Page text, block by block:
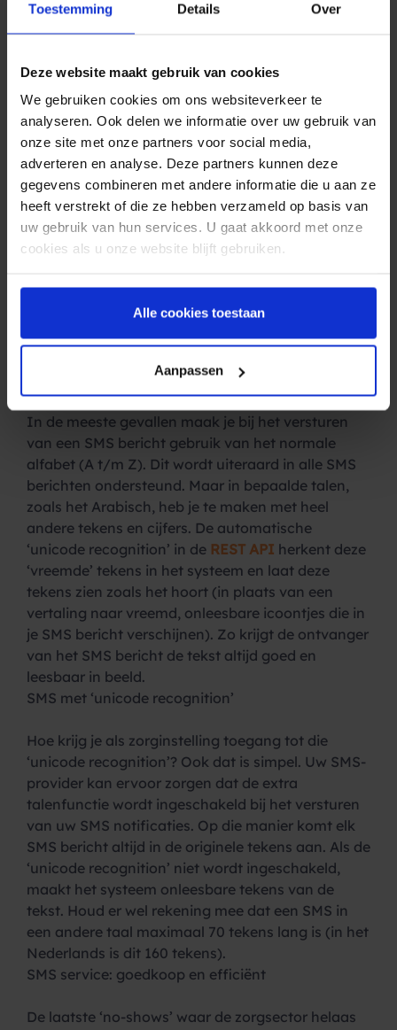
Toestemming Details Over
Deze website maakt gebruik van cookies
We gebruiken cookies om ons websiteverkeer te
analyseren. Ook delen we informatie over uw gebruik van
onze site met onze partners voor social media,
adverteren en analyse. Deze partners kunnen deze
gegevens combineren met andere informatie die u aan ze
heeft verstrekt of die ze hebben verzameld op basis van
uw gebruik van hun services. U gaat akkoord met onze
cookies als u onze website blijft gebruiken.
Alle cookies toestaan
Aanpassen
– Grotere waardering
Deze ‘persoonlijke’ benadering geeft de patiënt
waardering voor de zorginstelling waar de
afspraak plaatsvindt.
“De technologie is niet het probleem, maar de taal
soms wel. Met SMS kun je die barrière makkelijk
wegnemen.”
– Alexander Wanders, CTO Spryng –
Hoe werkt dat eigenlijk, automatische SMS
berichten versturen in een andere taal? Dat is een
, maar voor de gebruikers van SMS
service, in dit geval zorginstellingen, is het simpel.
In de meeste gevallen maak je bij het versturen
van een SMS bericht gebruik van het normale
alfabet (A t/m Z). Dit wordt uiteraard in alle SMS
berichten ondersteund. Maar in bepaalde talen,
zoals het Arabisch, heb je te maken met heel
andere tekens en cijfers. De automatische
‘unicode recognition’ in de REST API herkent deze
‘vreemde’ tekens in het systeem en laat deze
tekens zien zoals het hoort (in plaats van een
vertaling naar vreemd, onleesbare icoontjes die in
je SMS bericht verschijnen). Zo krijgt de ontvanger
van het SMS bericht de tekst altijd goed en
leesbaar in beeld.
SMS met ‘unicode recognition’
Hoe krijg je als zorginstelling toegang tot die
‘unicode recognition’? Ook dat is simpel. Uw SMS-
provider kan ervoor zorgen dat de extra
talenfunctie wordt ingeschakeld bij het versturen
van uw SMS notificaties. Op die manier komt elk
SMS bericht altijd in de originele tekens aan. Als de
‘unicode recognition’ niet wordt ingeschakeld,
maakt het systeem onleesbare tekens van de
tekst. Houd er wel rekening mee dat een SMS in
een andere taal maximaal 70 tekens lang is (in het
Nederlands is dit 160 tekens).
SMS service: goedkoop en efficiënt
De laatste ‘no-shows’ waar de zorgsector helaas